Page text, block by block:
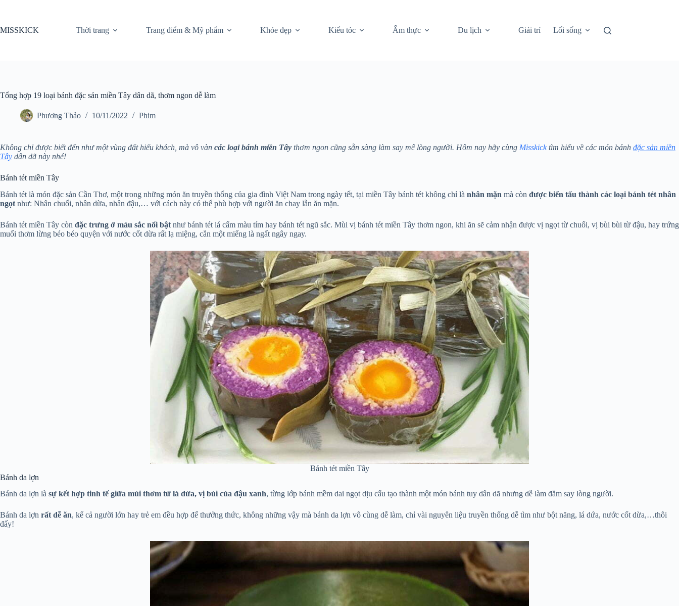
nội
MISSKICK Thời trang Trang điểm & Mỹ phẩm Khỏe đẹp Kiểu tóc Ẩm thực Du lịch Giải trí Lối sống
Tổng hợp 19 loại bánh đặc sản miền Tây dân dã, thơm ngon dễ làm
Phương Thảo 10/11/2022 Phim
Không chỉ được biết đến như một vùng đất hiếu khách, mà vô vàn các loại bánh miền Tây thơm ngon cũng sẵn sàng làm say mê lòng người. Hôm nay hãy cùng Misskicktìm hiểu về các món bánh đặc sản miền
Tây dân dã này nhé!
Bánh tét miền Tây
Bánh tét là món đặc sản Cần Thơ, một trong những món ăn truyền thống của gia đình Việt Nam trong ngày tết, tại miền Tây bánh tét không chỉ là nhân mặn mà còn được biến tấu thành các loại bánh tét nhân
ngọt như: Nhân chuối, nhân dừa, nhân đậu,… với cách này có thể phù hợp với người ăn chay lẫn ăn mặn.
Bánh tét miền Tây còn đặc trưng ở màu sắc nổi bật như bánh tét lá cẩm màu tím hay bánh tét ngũ sắc. Mùi vị bánh tét miền Tây thơm ngon, khi ăn sẽ cảm nhận được vị ngọt từ chuối, vị bùi bùi từ đậu, hay trứng
muối thơm lừng béo béo quyện với nước cốt dừa rất lạ miệng, cắn một miếng là ngất ngây ngay.
Bánh tét miền Tây
Bánh da lợn
Bánh da lợn là sự kết hợp tinh tế giữa mùi thơm từ lá dứa, vị bùi của đậu xanh, từng lớp bánh mềm dai ngọt dịu cấu tạo thành một món bánh tuy dân dã nhưng dễ làm đắm say lòng người.
Bánh da lợn rất dễ ăn, kể cả người lớn hay trẻ em đều hợp để thưởng thức, không những vậy mà bánh da lợn vô cùng dễ làm, chỉ vài nguyên liệu truyền thống dễ tìm như bột năng, lá dứa, nước cốt dừa,…thôi
đấy!